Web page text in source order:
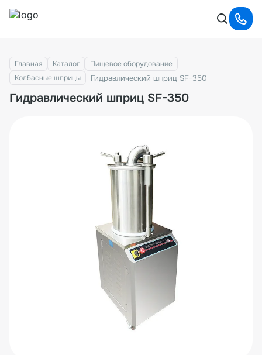
Главная Каталог
Пищевое оборудование
Колбасные шприцы
Гидравлический шприц SF-350
Гидравлический шприц SF-350